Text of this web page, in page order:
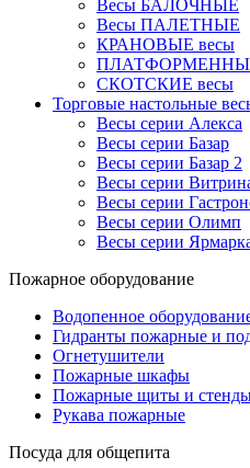
Весы БАЛОЧНЫЕ
Весы ПАЛЕТНЫЕ
КРАНОВЫЕ весы
СКОТСКИЕ весы
Торговые настольные
Весы серии Алекса
Весы серии Базар
Весы серии Базар 2
Весы серии
Весы серии
Весы серии Олимп
Весы серии
Пожарное оборудование
Водопенное
Гидранты пожарные и
Огнетушители
Пожарные шкафы
Пожарные щиты и
Рукава пожарные
Посуда для общепита